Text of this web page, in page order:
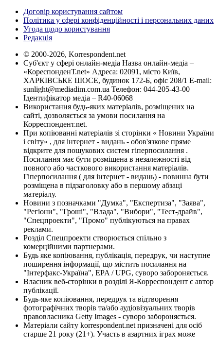
Договір користування сайтом
Політика у сфері конфіденційності і персональних даних
Угода щодо користування
Редакція
© 2000-2026, Korrespondent.net
Суб'єкт у сфері онлайн-медіа Назва онлайн-медіа –
«КореспонденТ.net» Адреса: 02091, місто Київ,
ХАРКІВСЬКЕ ШОСЕ, будинок 172-Б, офіс 208/1 E-mail:
sunlight@mediadim.com.ua Телефон: 044-205-43-00
Ідентифікатор медіа – R40-06068
Використання будь-яких матеріалів, розміщених на
сайті, дозволяється за умови посилання на
Корреспондент.net.
При копіюванні матеріалів зі сторінки « Новини України
і світу» , для інтернет - видань - обов'язкове пряме
відкрите для пошукових систем гіперпосилання .
Посилання має бути розміщена в незалежності від
повного або часткового використання матеріалів.
Гіперпосилання ( для інтернет - видань) - повинна бути
розміщена в підзаголовку або в першому абзаці
матеріалу.
Новини з позначками "Думка", "Експертиза", "Заява",
"Регіони", "Гроші", "Влада", "Вибори", "Тест-драйв",
"Спецпроекти", "Промо" публікуються на правах
реклами.
Розділ Спецпроекти створюється спільно з
комерційними партнерами.
Будь яке копіювання, публікація, передрук, чи наступне
поширення інформації, що містить посилання на
"Інтерфакс-Україна", EPA / UPG, суворо забороняється.
Власник веб-сторінки в розділі Я-Корреспондент є автор
публікації.
Будь-яке копіювання, передрук та відтворення
фотографічних творів та/або аудіовізуальних творів
правовласника Getty Images - суворо забороняється.
Матеріали сайту korrespondent.net призначені для осіб
старше 21 року (21+). Участь в азартних іграх може